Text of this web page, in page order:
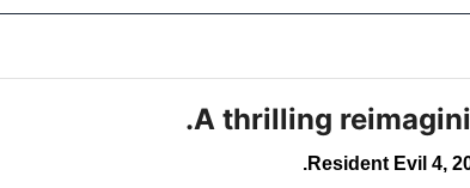
A thrilling
Resident Evil 4,